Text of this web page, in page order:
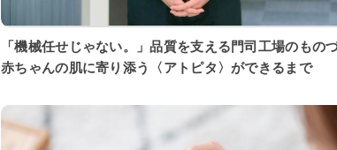
「機械任せじゃない。」品質を支える門司工場のもの
赤ちゃんの肌に寄り添う〈アトピタ〉ができるまで